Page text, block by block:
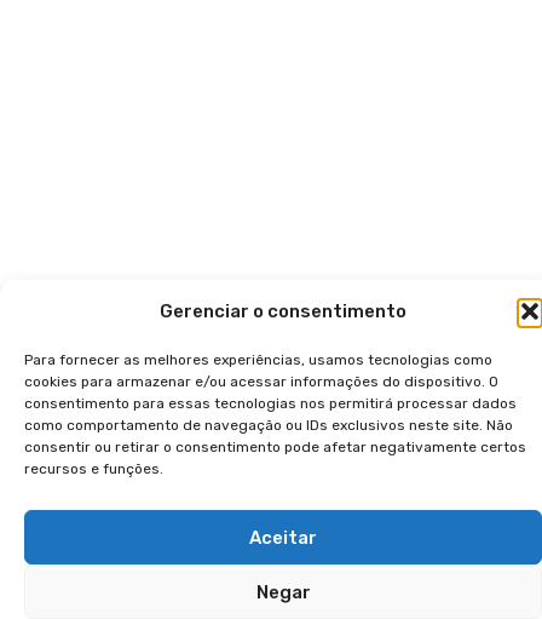
Gerenciar o consentimento
Para fornecer as melhores experiências, usamos tecnologias como
cookies para armazenar e/ou acessar informações do dispositivo. O
consentimento para essas tecnologias nos permitirá processar dados
como comportamento de navegação ou IDs exclusivos neste site. Não
consentir ou retirar o consentimento pode afetar negativamente certos
recursos e funções.
Aceitar
Negar